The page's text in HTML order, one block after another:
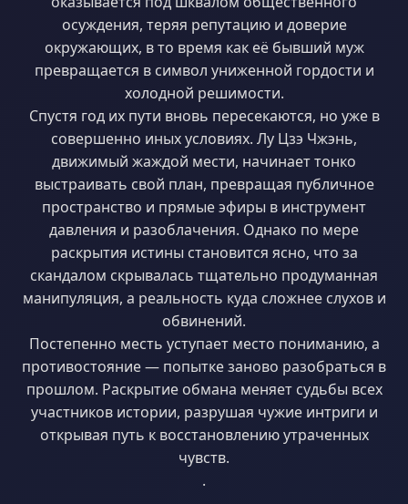
осуждения, теряя репутацию и доверие
окружающих, в то время как её бывший муж
превращается в символ униженной гордости и
холодной решимости.
Спустя год их пути вновь пересекаются, но уже в
совершенно иных условиях. Лу Цзэ Чжэнь,
движимый жаждой мести, начинает тонко
выстраивать свой план, превращая публичное
пространство и прямые эфиры в инструмент
давления и разоблачения. Однако по мере
раскрытия истины становится ясно, что за
скандалом скрывалась тщательно продуманная
манипуляция, а реальность куда сложнее слухов и
обвинений.
Постепенно месть уступает место пониманию, а
противостояние — попытке заново разобраться в
прошлом. Раскрытие обмана меняет судьбы всех
участников истории, разрушая чужие интриги и
открывая путь к восстановлению утраченных
чувств.
.